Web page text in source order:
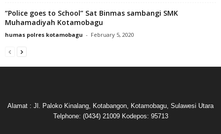
“Police goes to School” Sat Binmas sambangi SMK
Muhamadiyah Kotamobagu
humas polres kotamobagu - February 5, 2020
Alamat : Jl. Paloko Kinalang, Kotabangon, Kotamobagu, Sulawesi Utara
Telphone: (0434) 21009 Kodepos: 95713